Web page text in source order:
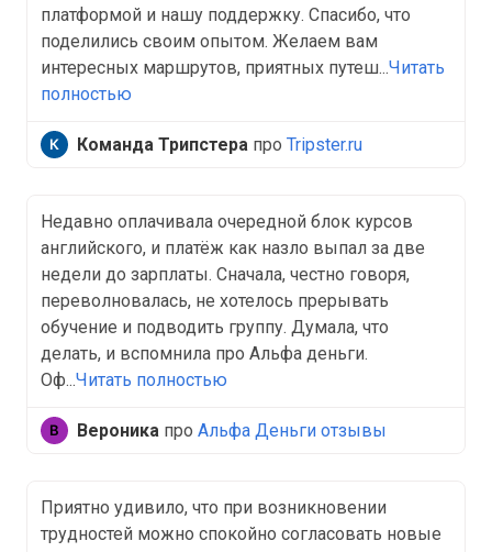
платформой и нашу поддержку. Спасибо, что
поделились своим опытом. Желаем вам
интересных маршрутов, приятных путеш...Читать
полностью
Команда Трипстера про Tripster.ru
Недавно оплачивала очередной блок курсов
английского, и платёж как назло выпал за две
недели до зарплаты. Сначала, честно говоря,
переволновалась, не хотелось прерывать
обучение и подводить группу. Думала, что
делать, и вспомнила про Альфа деньги.
Оф...Читать полностью
Вероника про Альфа Деньги отзывы
Приятно удивило, что при возникновении
трудностей можно спокойно согласовать новые